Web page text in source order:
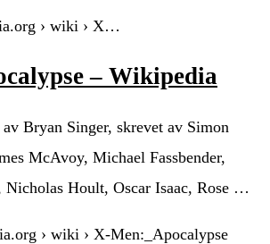
› wiki › X…
– Wikipedia
Bryan Singer, skrevet av Simon
McAvoy, Michael Fassbender,
Nicholas Hoult, Oscar Isaac, Rose …
› wiki › X-Men:_Apocalypse